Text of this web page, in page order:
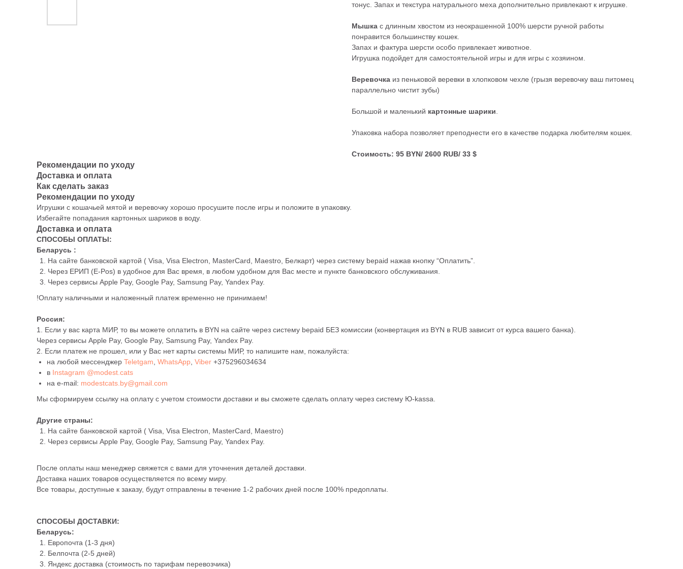
тонус. Запах и текстура натурального меха дополнительно привлекают к игрушке.
Мышка с длинным хвостом из неокрашенной 100% шерсти ручной работы
понравится большинству кошек.
Запах и фактура шерсти особо привлекает животное.
Игрушка подойдет для самостоятельной игры и для игры с хозяином.
Веревочка из пеньковой веревки в хлопковом чехле (грызя веревочку ваш питомец
параллельно чистит зубы)
Большой и маленький картонные шарики.
Упаковка набора позволяет преподнести его в качестве подарка любителям кошек.
Стоимость: 95 BYN/ 2600 RUB/ 33 $
Рекомендации по уходу
Доставка и оплата
Как сделать заказ
Рекомендации по уходу
Игрушки с кошачьей мятой и веревочку хорошо просушите после игры и положите в упаковку.
Избегайте попадания картонных шариков в воду.
Доставка и оплата
СПОСОБЫ ОПЛАТЫ:
Беларусь :
На сайте банковской картой ( Visa, Visa Electron, MasterCard, Maestro, Белкарт) через систему bepaid нажав кнопку “Оплатить”.
Через ЕРИП (E-Pos) в удобное для Вас время, в любом удобном для Вас месте и пункте банковского обслуживания.
Через сервисы Apple Pay, Google Pay, Samsung Pay, Yandex Pay.
!Оплату наличными и наложенный платеж временно не принимаем!
Россия:
1. Если у вас карта МИР, то вы можете оплатить в BYN на сайте через систему bepaid БЕЗ комиссии (конвертация из BYN в RUB зависит от курса вашего банка).
Через сервисы Apple Pay, Google Pay, Samsung Pay, Yandex Pay.
2. Если платеж не прошел, или у Вас нет карты системы МИР, то напишите нам, пожалуйста:
на любой мессенджер Teletgam, WhatsApp, Viber +375296034634
в Instagram @modest.cats
на e-mail: modestcats.by@gmail.com
Мы сформируем ссылку на оплату с учетом стоимости доставки и вы сможете сделать оплату через систему Ю-kassa.
Другие страны:
На сайте банковской картой ( Visa, Visa Electron, MasterCard, Maestro)
Через сервисы Apple Pay, Google Pay, Samsung Pay, Yandex Pay.
После оплаты наш менеджер свяжется с вами для уточнения деталей доставки.
Доставка наших товаров осуществляется по всему миру.
Все товары, доступные к заказу, будут отправлены в течение 1-2 рабочих дней после 100% предоплаты.
СПОСОБЫ ДОСТАВКИ:
Беларусь:
Европочта (1-3 дня)
Белпочта (2-5 дней)
Яндекс доставка (стоимость по тарифам перевозчика)